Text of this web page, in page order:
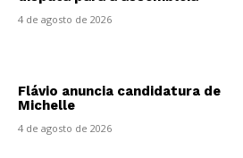
4 de agosto de 2026
Flávio anuncia candidatura de
Michelle
4 de agosto de 2026